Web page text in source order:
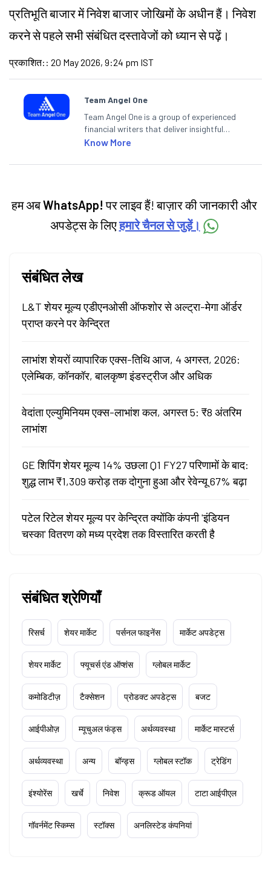
प्रतिभूति बाजार में निवेश बाजार जोखिमों के अधीन हैं। निवेश
करने से पहले सभी संबंधित दस्तावेजों को ध्यान से पढ़ें।
प्रकाशित: : 20 May 2026, 9:24 pm IST
Team Angel One
Team Angel One is a group of experienced
financial writers that deliver insightful
articles on the stock market, IPO, economy,
categories.
Know More
हम अबWhatsApp! पर लाइव हैं! बाज़ार की जानकारी और
अपडेट्स के लिएहमारे चैनल से जुड़ें।
संबंधित लेख
L&T शेयर मूल्य एडीएनओसी ऑफशोर से अल्ट्रा-मेगा ऑर्डर
प्राप्त करने पर केन्द्रित
लाभांश शेयरों व्यापारिक एक्स-तिथि आज, 4 अगस्त, 2026:
एलेम्बिक, कॉनकॉर, बालकृष्ण इंडस्ट्रीज और अधिक
वेदांता एल्युमिनियम एक्स-लाभांश कल, अगस्त 5: ₹8 अंतरिम
लाभांश
GE शिपिंग शेयर मूल्य 14% उछला Q1 FY27 परिणामों के बाद:
शुद्ध लाभ ₹1,309 करोड़ तक दोगुना हुआ और रेवेन्यू 67% बढ़ा
पटेल रिटेल शेयर मूल्य पर केन्द्रित क्योंकि कंपनी 'इंडियन
चस्का' वितरण को मध्य प्रदेश तक विस्तारित करती है
संबंधित श्रेणियाँ
रिसर्च शेयर मार्केट पर्सनल फाइनेंस मार्केट अपडेट्स
शेयर मार्केट फ्यूचर्स एंड ऑप्शंस ग्लोबल मार्केट
कमोडिटीज़ टैक्सेशन प्रोडक्ट अपडेट्स बजट
आईपीओज़ म्यूचुअल फंड्स अर्थव्यवस्था मार्केट मास्टर्स
अर्थव्यवस्था अन्य बॉन्ड्स ग्लोबल स्टॉक ट्रेडिंग
इंश्योरेंस खर्चे निवेश क्रूड ऑयल टाटा आईपीएल
गॉवर्नमेंट स्किम्स स्टॉक्स अनलिस्टेड कंपनियां